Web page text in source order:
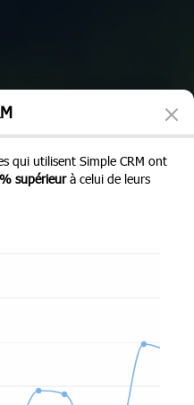
qui utilisent Simple CRM ont
supérieurà celui de leurs